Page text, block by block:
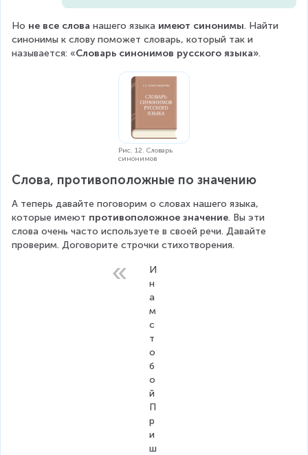
Но не все слова нашего языка имеют синонимы. Найти
синонимы к слову поможет словарь, который так и
называется: «Словарь синонимов русского языка».
Рис. 12. Словарь
синонимов
Слова, противоположные по значению
А теперь давайте поговорим о словах нашего языка,
которые имеют противоположное значение. Вы эти
слова очень часто используете в своей речи. Давайте
проверим. Договорите строчки стихотворения.
И
н
а
м
с
т
о
б
о
й
П
р
и
ш